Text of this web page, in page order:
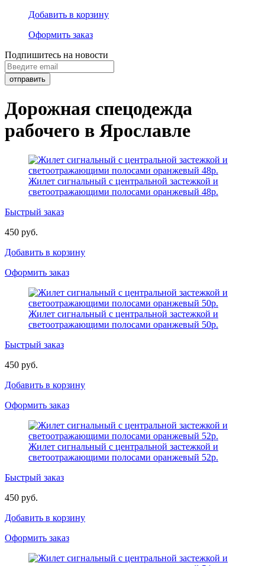
Добавить в корзину
Оформить заказ
Подпишитесь на новости
Дорожная спецодежда
рабочего в Ярославле
Жилет сигнальный с центральной застежкой и
светоотражающими полосами оранжевый 48р.
Быстрый заказ
450 руб.
Добавить в корзину
Оформить заказ
Жилет сигнальный с центральной застежкой и
светоотражающими полосами оранжевый 50р.
Быстрый заказ
450 руб.
Добавить в корзину
Оформить заказ
Жилет сигнальный с центральной застежкой и
светоотражающими полосами оранжевый 52р.
Быстрый заказ
450 руб.
Добавить в корзину
Оформить заказ